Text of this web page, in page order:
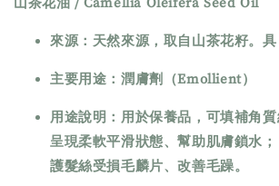
來源：天然來源，取自山茶花籽。具
主要用途：潤膚劑（Emollient）
用途說明：用於保養品，可填補角
呈現柔軟平滑狀態、幫助肌膚鎖水
護髮絲受損毛麟片、改善毛躁。